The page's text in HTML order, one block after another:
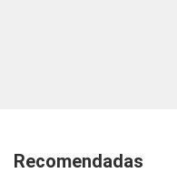
Recomendadas